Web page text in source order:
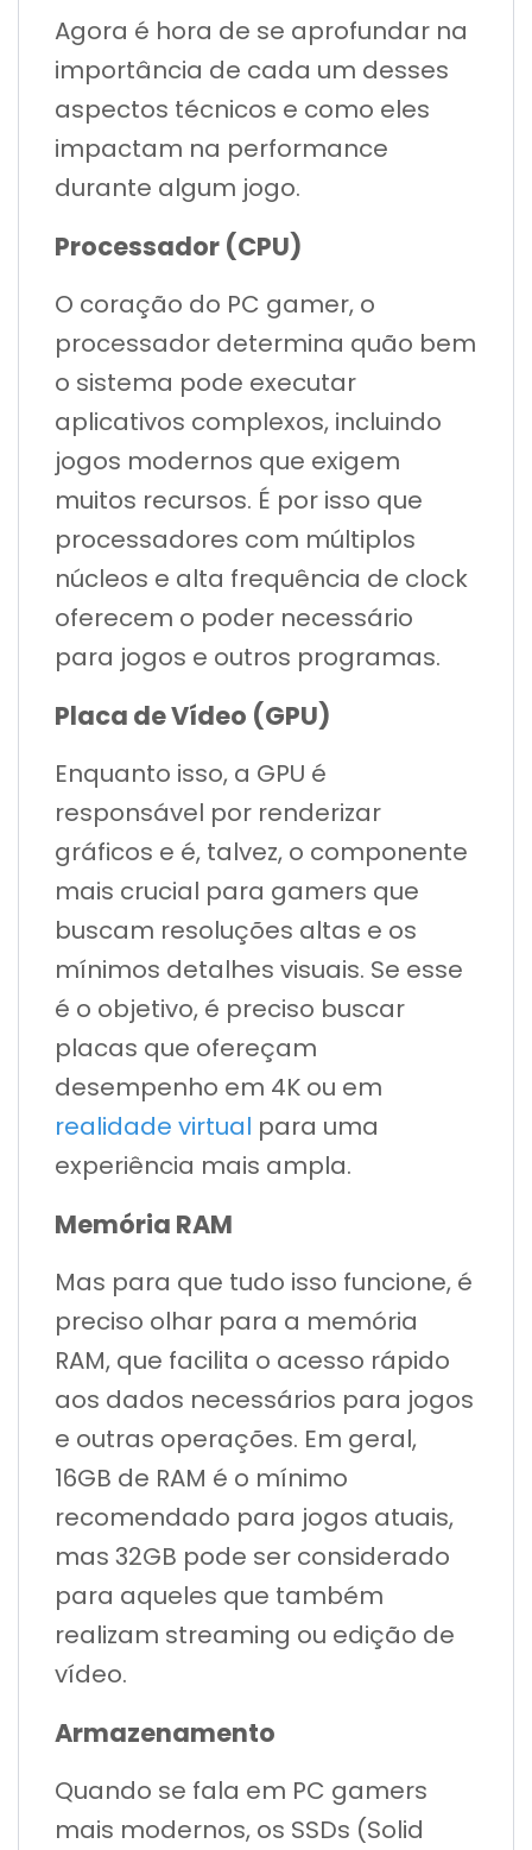
Agora é hora de se aprofundar na
importância de cada um desses
aspectos técnicos e como eles
impactam na performance
durante algum jogo.
Processador (CPU)
O coração do PC gamer, o
processador determina quão bem
o sistema pode executar
aplicativos complexos, incluindo
jogos modernos que exigem
muitos recursos. É por isso que
processadores com múltiplos
núcleos e alta frequência de clock
oferecem o poder necessário
para jogos e outros programas.
Placa de Vídeo (GPU)
Enquanto isso, a GPU é
responsável por renderizar
gráficos e é, talvez, o componente
mais crucial para gamers que
buscam resoluções altas e os
mínimos detalhes visuais. Se esse
é o objetivo, é preciso buscar
placas que ofereçam
desempenho em 4K ou em
realidade virtual para uma
experiência mais ampla.
Memória RAM
Mas para que tudo isso funcione, é
preciso olhar para a memória
RAM, que facilita o acesso rápido
aos dados necessários para jogos
e outras operações. Em geral,
16GB de RAM é o mínimo
recomendado para jogos atuais,
mas 32GB pode ser considerado
para aqueles que também
realizam streaming ou edição de
vídeo.
Armazenamento
Quando se fala em PC gamers
mais modernos, os SSDs (Solid